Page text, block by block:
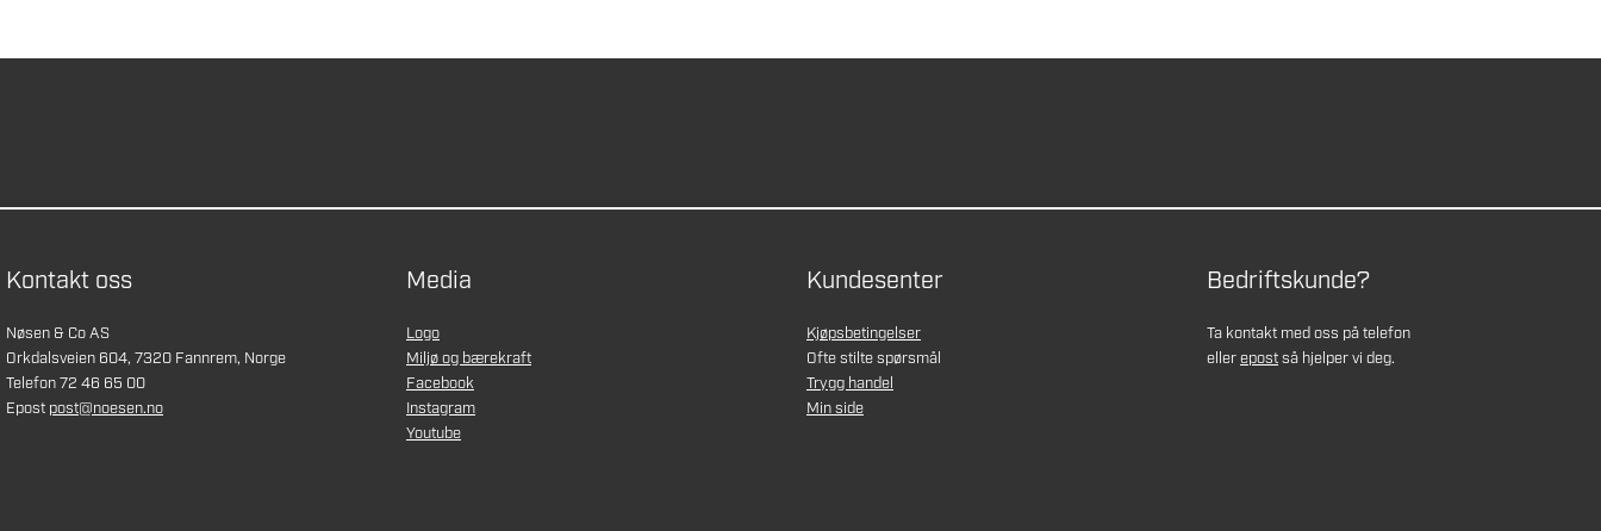
Kontakt oss
Nøsen & Co AS
Orkdalsveien 604, 7320 Fannrem, Norge
Telefon 72 46 65 00
Epost post@noesen.no
Media
Logo
Miljø og bærekraft
Facebook
Instagram
Youtube
Kundesenter
Kjøpsbetingelser
Ofte stilte spørsmål
Trygg handel
Min side
Bedriftskunde?
Ta kontakt med oss på telefon
ellerepostså hjelper vi deg.